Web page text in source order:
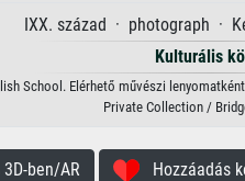
IXX. század · photograph ·
Kulturális
School. Elérhető művészi
Private Collection /
ben/AR Hozzáadás